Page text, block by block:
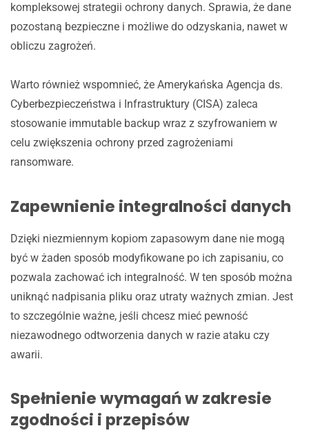
kompleksowej strategii ochrony danych. Sprawia, że dane
pozostaną bezpieczne i możliwe do odzyskania, nawet w
obliczu zagrożeń.
Warto również wspomnieć, że Amerykańska Agencja ds.
Cyberbezpieczeństwa i Infrastruktury (CISA) zaleca
stosowanie immutable backup wraz z szyfrowaniem w
celu zwiększenia ochrony przed zagrożeniami
ransomware.
Zapewnienie integralności danych
Dzięki niezmiennym kopiom zapasowym dane nie mogą
być w żaden sposób modyfikowane po ich zapisaniu, co
pozwala zachować ich integralność. W ten sposób można
uniknąć nadpisania pliku oraz utraty ważnych zmian. Jest
to szczególnie ważne, jeśli chcesz mieć pewność
niezawodnego odtworzenia danych w razie ataku czy
awarii.
Spełnienie wymagań w zakresie
zgodności i przepisów